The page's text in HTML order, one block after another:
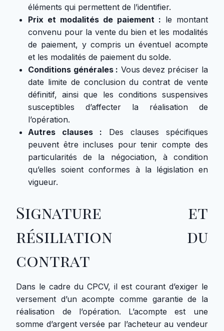
éléments qui permettent de l’identifier.
Prix et modalités de paiement : le montant
convenu pour la vente du bien et les modalités
de paiement, y compris un éventuel acompte
et les modalités de paiement du solde.
Conditions générales : Vous devez préciser la
date limite de conclusion du contrat de vente
définitif, ainsi que les conditions suspensives
susceptibles d’affecter la réalisation de
l’opération.
Autres clauses : Des clauses spécifiques
peuvent être incluses pour tenir compte des
particularités de la négociation, à condition
qu’elles soient conformes à la législation en
vigueur.
Signature et
résiliation du
contrat
Dans le cadre du CPCV, il est courant d’exiger le
versement d’un acompte comme garantie de la
réalisation de l’opération. L’acompte est une
somme d’argent versée par l’acheteur au vendeur